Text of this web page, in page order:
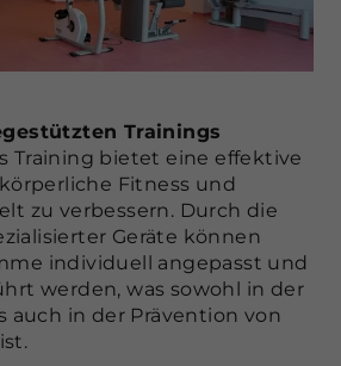
Trainings
Training bietet eine effektive
Fitness und
zu verbessern. Durch die
Geräte können
individuell angepasst und
werden, was sowohl in der
auch in der Prävention von